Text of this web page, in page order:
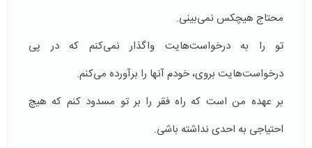
محتاج هیچکس نمی‌بینی.
تو را به درخواست‌هایت واگذار نمی‌کنم که در پی
درخواست‌هایت بروی، خودم آنها را برآورده می‌کنم.
بر عهده من است که راه فقر را بر تو مسدود کنم که هیچ
احتیاجی به احدی نداشته باشی.